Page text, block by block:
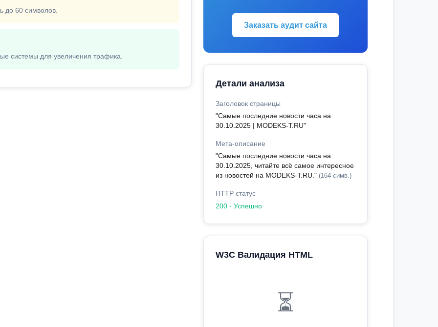
до 60 символов.
системы для увеличения трафика.
Заказать аудит сайта
Детали анализа
Заголовок страницы
"Самые последние новости часа на
30.10.2025 | MODEKS-T.RU"
Мета-описание
"Самые последние новости часа на
30.10.2025, читайте всё самое интересное
из новостей на MODEKS-T.RU." (164 симв.)
HTTP статус
200 - Успешно
W3C Валидация HTML
⏳